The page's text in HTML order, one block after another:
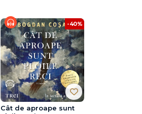
-40%
Cât de aproape sunt